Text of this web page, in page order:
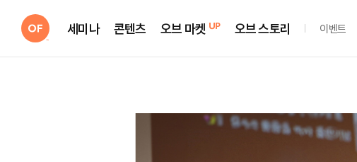
세미나 콘텐츠 오브 마켓 UP 오브 스토리 이벤트